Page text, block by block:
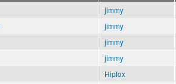
jimmy
jimmy
jimmy
jimmy
Hipfox